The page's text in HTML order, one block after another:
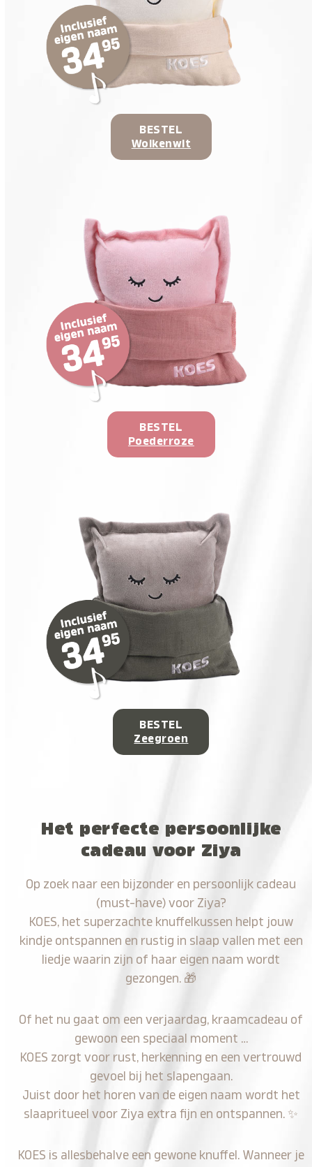
BESTEL
Wolkenwit
BESTEL
Poederroze
BESTEL
Zeegroen
Het perfecte persoonlijke
cadeau voor Ziya
Op zoek naar een bijzonder en persoonlijk cadeau
(must-have) voor Ziya?
KOES, het superzachte knuffelkussen helpt jouw
kindje ontspannen en rustig in slaap vallen met een
liedje waarin zijn of haar eigen naam wordt
gezongen. 🎁
Of het nu gaat om een verjaardag, kraamcadeau of
gewoon een speciaal moment …
KOES zorgt voor rust, herkenning en een vertrouwd
gevoel bij het slapengaan.
Juist door het horen van de eigen naam wordt het
slaapritueel voor Ziya extra fijn en ontspannen. ✨
KOES is allesbehalve een gewone knuffel. Wanneer je